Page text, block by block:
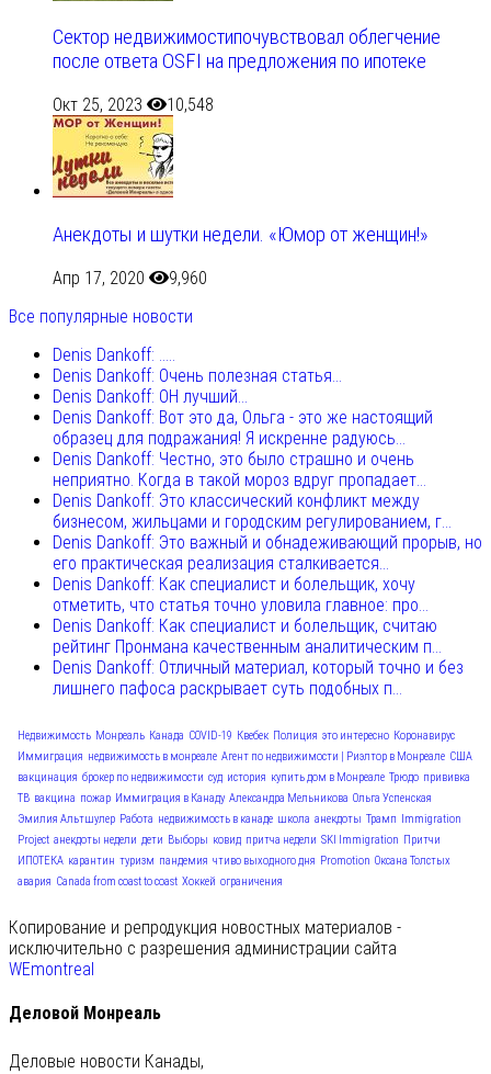
Сектор недвижимостипочувствовал облегчение
после ответа OSFI на предложения по ипотеке
Окт 25, 2023 10,548
Анекдоты и шутки недели. «Юмор от женщин!»
Апр 17, 2020
9,960
Все популярные новости
Denis Dankoff: .....
Denis Dankoff: Очень полезная статья...
Denis Dankoff: ОН лучший...
Denis Dankoff: Вот это да, Ольга - это же настоящий
образец для подражания! Я искренне радуюсь...
Denis Dankoff: Честно, это было страшно и очень
неприятно. Когда в такой мороз вдруг пропадает...
Denis Dankoff: Это классический конфликт между
бизнесом, жильцами и городским регулированием, г...
Denis Dankoff: Это важный и обнадеживающий прорыв, но
его практическая реализация сталкивается...
Denis Dankoff: Как специалист и болельщик, хочу
отметить, что статья точно уловила главное: про...
Denis Dankoff: Как специалист и болельщик, считаю
рейтинг Пронмана качественным аналитическим п...
Denis Dankoff: Отличный материал, который точно и без
лишнего пафоса раскрывает суть подобных п...
Недвижимость Монреаль Канада COVID-19 Квебек Полиция это интересно Коронавирус
Иммиграция недвижимость в монреале Агент по недвижимости | Риэлтор в Монреале США
вакцинация брокер по недвижимости суд история купить дом в Монреале Трюдо прививка
ТВ вакцина пожар Иммиграция в Канаду Александра Мельникова Ольга Успенская
Эмилия Альтшулер Работа недвижимость в канаде школа анекдоты Трамп Immigration
Project анекдоты недели дети Выборы ковид притча недели SKI Immigration Притчи
ИПОТЕКА карантин туризм пандемия чтиво выходного дня Promotion Оксана Толстых
авария Canada from coast to coast Хоккей ограничения
Копирование и репродукция новостных материалов -
исключительно с разрешения администрации сайта
WEmontreal
Деловой Монреаль
Деловые новости Канады,